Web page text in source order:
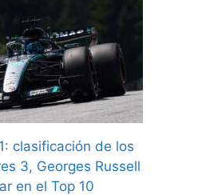
clasificación de los
3, Georges Russell
en el Top 10